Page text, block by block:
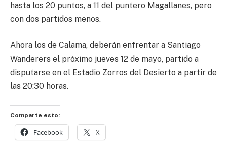
hasta los 20 puntos, a 11 del puntero Magallanes, pero
con dos partidos menos.
Ahora los de Calama, deberán enfrentar a Santiago
Wanderers el próximo jueves 12 de mayo, partido a
disputarse en el Estadio Zorros del Desierto a partir de
las 20:30 horas.
Comparte esto:
Facebook X